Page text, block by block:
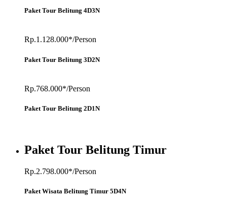
Paket Tour Belitung 4D3N
Rp.1.128.000*/Person
Paket Tour Belitung 3D2N
Rp.768.000*/Person
Paket Tour Belitung 2D1N
Paket Tour Belitung Timur
Rp.2.798.000*/Person
Paket Wisata Belitung Timur 5D4N